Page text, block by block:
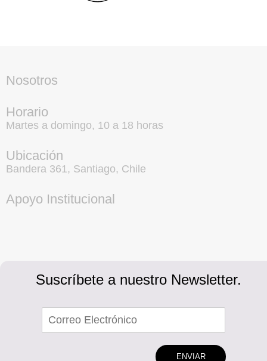
Nosotros
Horario
Martes a domingo, 10 a 18 horas
Ubicación
Bandera 361, Santiago, Chile
Apoyo Institucional
Suscríbete a nuestro Newsletter.
ENVIAR